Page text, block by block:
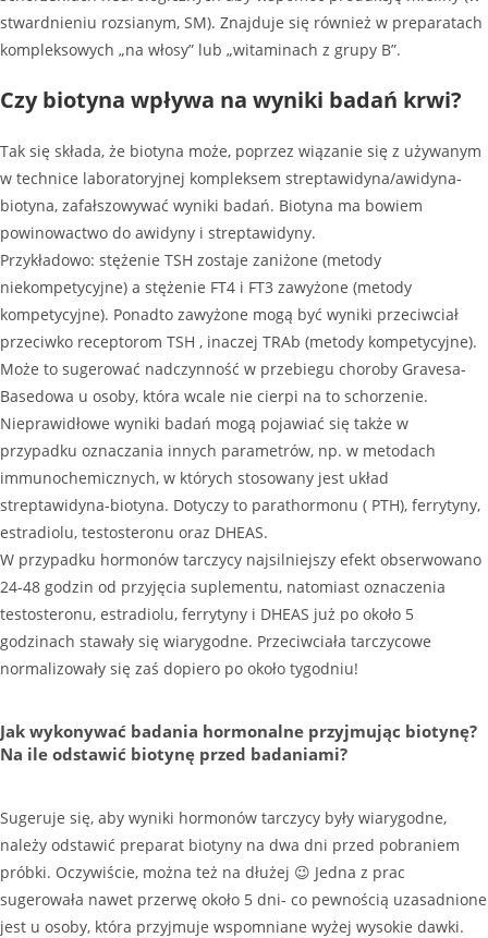
stwardnieniu rozsianym, SM). Znajduje się również w preparatach
kompleksowych „na włosy” lub „witaminach z grupy B”.
Czy biotyna wpływa na wyniki badań krwi?
Tak się składa, że biotyna może, poprzez wiązanie się z używanym
w technice laboratoryjnej kompleksem streptawidyna/awidyna-
biotyna, zafałszowywać wyniki badań. Biotyna ma bowiem
powinowactwo do awidyny i streptawidyny.
Przykładowo: stężenie TSH zostaje zaniżone (metody
niekompetycyjne) a stężenie FT4 i FT3 zawyżone (metody
kompetycyjne). Ponadto zawyżone mogą być wyniki przeciwciał
przeciwko receptorom TSH , inaczej TRAb (metody kompetycyjne).
Może to sugerować nadczynność w przebiegu choroby Gravesa-
Basedowa u osoby, która wcale nie cierpi na to schorzenie.
Nieprawidłowe wyniki badań mogą pojawiać się także w
przypadku oznaczania innych parametrów, np. w metodach
immunochemicznych, w których stosowany jest układ
streptawidyna-biotyna. Dotyczy to parathormonu ( PTH), ferrytyny,
estradiolu, testosteronu oraz DHEAS.
W przypadku hormonów tarczycy najsilniejszy efekt obserwowano
24-48 godzin od przyjęcia suplementu, natomiast oznaczenia
testosteronu, estradiolu, ferrytyny i DHEAS już po około 5
godzinach stawały się wiarygodne. Przeciwciała tarczycowe
normalizowały się zaś dopiero po około tygodniu!
Jak wykonywać badania hormonalne przyjmując biotynę?
Na ile odstawić biotynę przed badaniami?
Sugeruje się, aby wyniki hormonów tarczycy były wiarygodne,
należy odstawić preparat biotyny na dwa dni przed pobraniem
próbki. Oczywiście, można też na dłużej 😉 Jedna z prac
sugerowała nawet przerwę około 5 dni- co pewnością uzasadnione
jest u osoby, która przyjmuje wspomniane wyżej wysokie dawki.